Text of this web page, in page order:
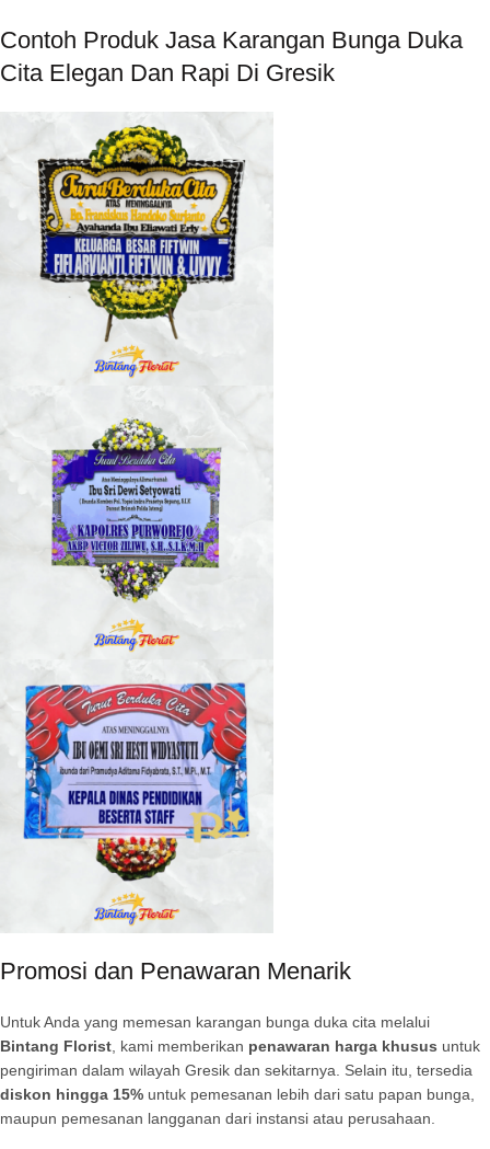
Contoh Produk Jasa Karangan Bunga Duka
Cita Elegan Dan Rapi Di Gresik
Promosi dan Penawaran Menarik
Untuk Anda yang memesan karangan bunga duka cita melalui
Bintang Florist , kami memberikan penawaran harga khusus untuk
pengiriman dalam wilayah Gresik dan sekitarnya. Selain itu, tersedia
diskon hingga 15% untuk pemesanan lebih dari satu papan bunga,
maupun pemesanan langganan dari instansi atau perusahaan.